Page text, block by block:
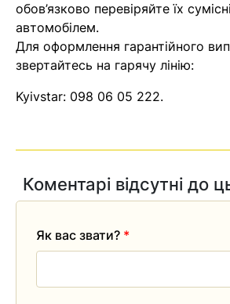
обов’язково перевіряйте їх
автомобілем.
Для оформлення гарантійного
звертайтесь на гарячу лінію:
Kyivstar: 098 06 05 222.
Коментарі відсутні до
Як вас звати? *